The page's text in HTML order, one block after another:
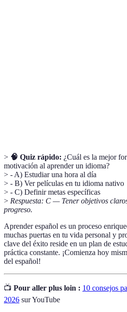
> 🧠 Quiz rápido: ¿Cuál es la mejor
motivación al aprender un idioma?
> - A) Estudiar una hora al día
> - B) Ver películas en tu idioma nativo
> - C) Definir metas específicas
> Respuesta: C — Tener objetivos
progreso.
Aprender español es un proceso
muchas puertas en tu vida personal y
clave del éxito reside en un plan de
práctica constante. ¡Comienza hoy
del español!
📺 Pour aller plus loin : 10 consejos
2026 sur YouTube